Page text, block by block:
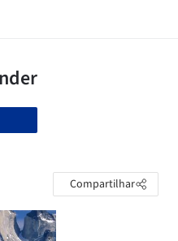
Compartilhar